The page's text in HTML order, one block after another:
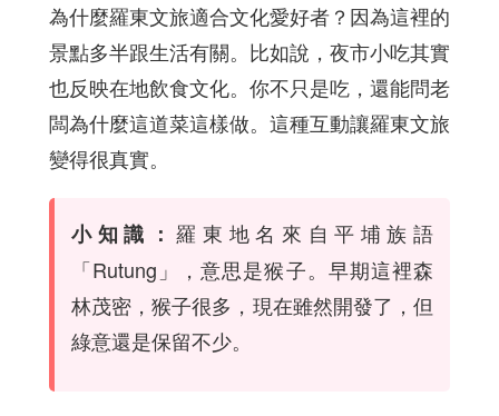
為什麼羅東文旅適合文化愛好者？因為這裡的
景點多半跟生活有關。比如說，夜市小吃其實
也反映在地飲食文化。你不只是吃，還能問老
闆為什麼這道菜這樣做。這種互動讓羅東文旅
變得很真實。
小知識：羅東地名來自平埔族語
「Rutung」，意思是猴子。早期這裡森
林茂密，猴子很多，現在雖然開發了，但
綠意還是保留不少。